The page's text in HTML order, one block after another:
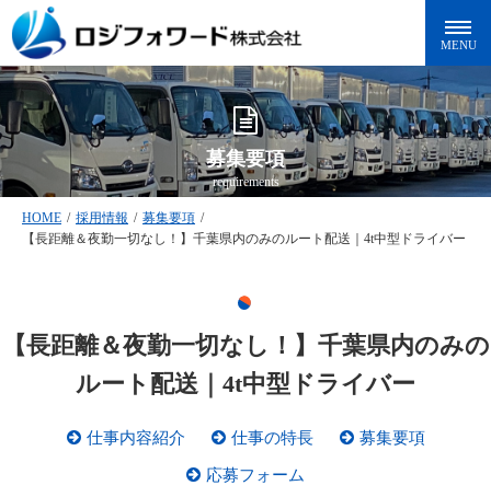
募集要項
requirements
HOME / 採用情報 / 募集要項 /
【長距離＆夜勤一切なし！】千葉県内のみのルート配送｜4t中型ドライバー
【長距離＆夜勤一切なし！】千葉県内のみの
ルート配送｜4t中型ドライバー
仕事内容紹介 仕事の特長 募集要項
応募フォーム